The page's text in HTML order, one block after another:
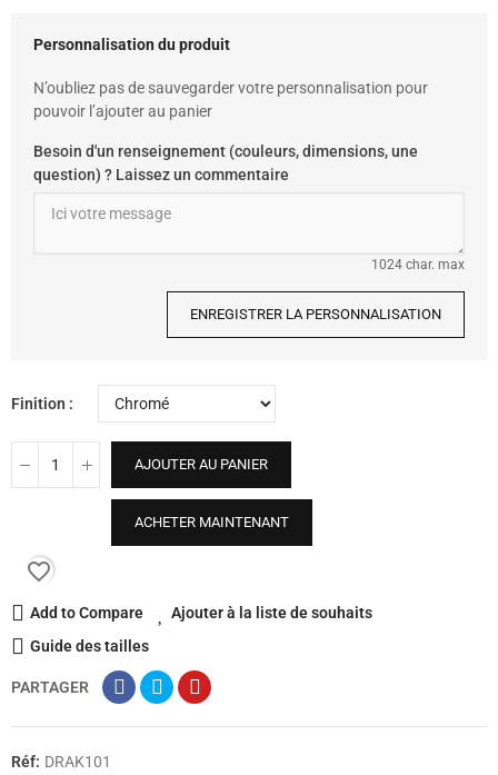
Personnalisation du produit
N’oubliez pas de sauvegarder votre personnalisation pour
pouvoir l’ajouter au panier
Besoin d'un renseignement (couleurs, dimensions, une
question) ? Laissez un commentaire
1024 char. max
ENREGISTRER LA PERSONNALISATION
Finition
AJOUTER AU PANIER
ACHETER MAINTENANT
favorite_border
Add to Compare
Ajouter à la liste de souhaits
Guide des tailles
PARTAGER
Réf: DRAK101